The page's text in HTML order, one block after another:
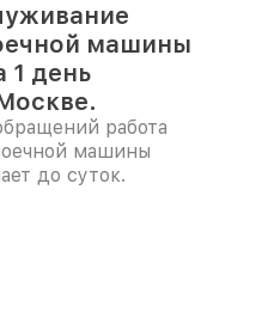
машины
1 день
работа
машины
до суток.